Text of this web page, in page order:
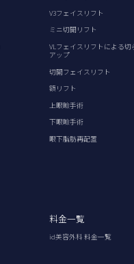
V3フェイスリフト
ミニ切開リフト
VLフェイスリフトによる切
アップ
切開フェイスリフト
額リフト
上眼瞼手術
下眼瞼手術
眼下脂肪再配置
料金一覧
id美容外科 料金一覧